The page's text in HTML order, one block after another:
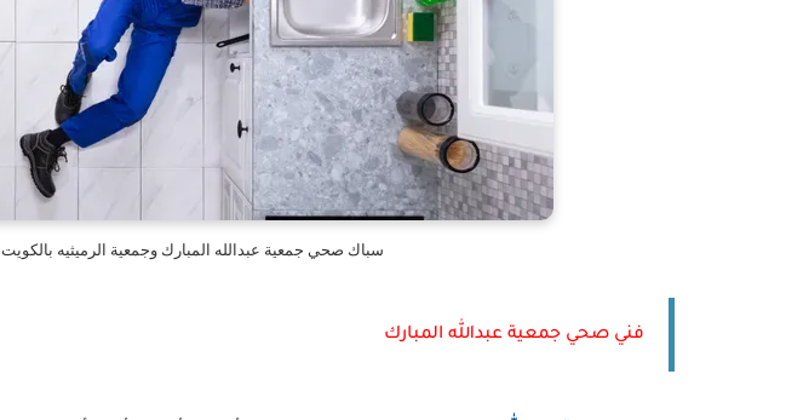
سباك صحي جمعية عبدالله المبارك وجمعية الرميثيه بالكويت
فني صحي جمعية عبدالله المبارك